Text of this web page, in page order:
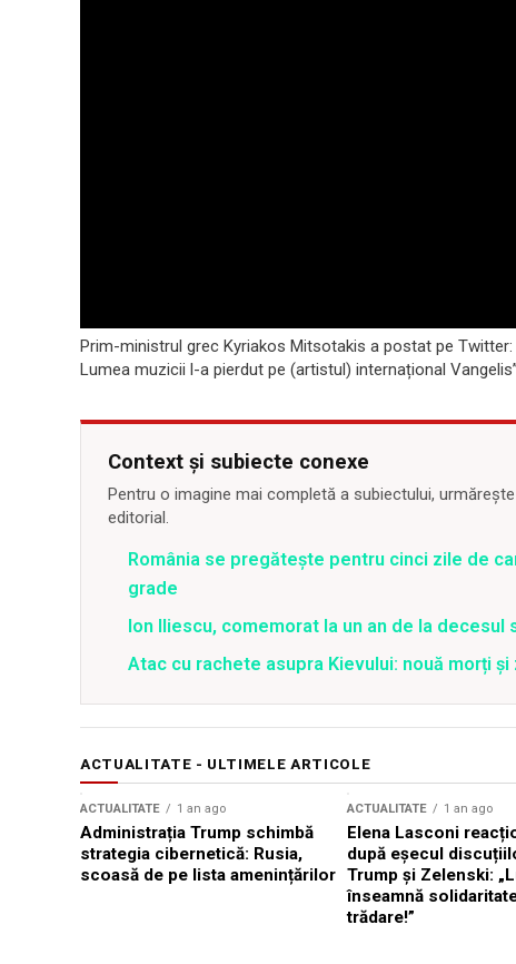
Prim-ministrul grec Kyriakos Mitsotakis a postat pe
Lumea muzicii l-a pierdut pe (artistul) internațional
Context și subiecte conexe
Pentru o imagine mai completă a subiectului,
editorial.
România se pregătește pentru cinci zile de
grade
Ion Iliescu, comemorat la un an de la decesul
Atac cu rachete asupra Kievului: nouă morți
ACTUALITATE - ULTIMELE ARTICOLE
ACTUALITATE 1 an ago
Administrația Trump schimbă
strategia cibernetică: Rusia,
scoasă de pe lista amenințărilor
ACTUALITATE 1 an ago
Elena Lasconi
după eșecul
Trump și Zelenski:
înseamnă
trădare!”